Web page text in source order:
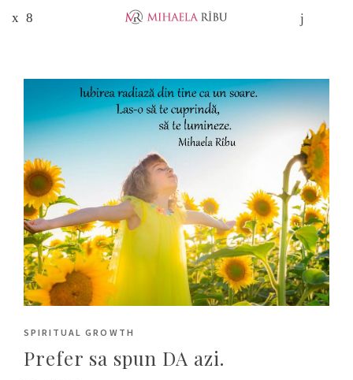
SPIRITUAL GROWTH
Prefer sa spun DA azi.